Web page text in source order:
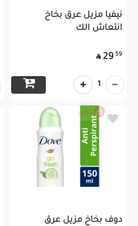
نيفيا مزيل عرق بخاخ
انتعاش الك
59
29

1
دوف بخاخ مزيل عرق